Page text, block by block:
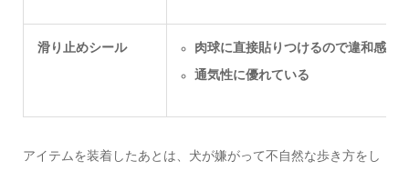
滑り止めシール
肉球に直接貼りつけるので違和感が
通気性に優れている
アイテムを装着したあとは、犬が嫌がって不自然な歩き方をし